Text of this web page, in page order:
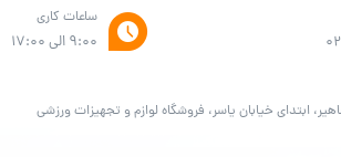
ساعات کاری
9:00 الی 17:00
ابتدای خیابان یاسر، فروشگاه لوازم و تجهیزات ورزشی